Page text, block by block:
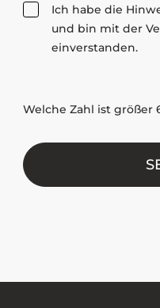
D
s
h
Ich habe die
und bin mit der
einverstanden.
Welche Zahl ist größer